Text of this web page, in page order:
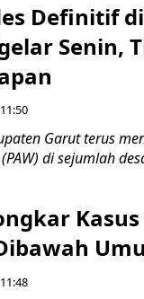
Definitif
Senin,
Garut terus
di sejumlah